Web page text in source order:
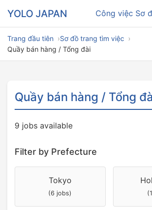
YOLO JAPAN Công việc Sơ
Trang đầu tiên
Sơ đồ trang tìm việc
Quầy bán hàng / Tổng đài
Quầy bán hàng / Tổng
9 jobs available
Filter by Prefecture
Tokyo
(6 jobs)